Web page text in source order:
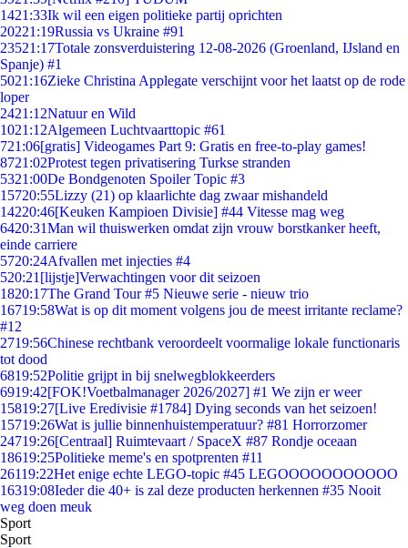
1421:33Ik wil een eigen politieke partij oprichten
20221:19Russia vs Ukraine #91
23521:17Totale zonsverduistering 12-08-2026 (Groenland, IJsland en
Spanje) #1
5021:16Zieke Christina Applegate verschijnt voor het laatst op de rode
loper
2421:12Natuur en Wild
1021:12Algemeen Luchtvaarttopic #61
721:06[gratis] Videogames Part 9: Gratis en free-to-play games!
8721:02Protest tegen privatisering Turkse stranden
5321:00De Bondgenoten Spoiler Topic #3
15720:55Lizzy (21) op klaarlichte dag zwaar mishandeld
14220:46[Keuken Kampioen Divisie] #44 Vitesse mag weg
6420:31Man wil thuiswerken omdat zijn vrouw borstkanker heeft,
einde carriere
5720:24Afvallen met injecties #4
520:21 [lijstje]Verwachtingen voor dit seizoen
1820:17The Grand Tour #5 Nieuwe serie - nieuw trio
16719:58Wat is op dit moment volgens jou de meest irritante reclame?
#12
2719:56Chinese rechtbank veroordeelt voormalige lokale functionaris
tot dood
6819:52Politie grijpt in bij snelwegblokkeerders
6919:42[FOK!Voetbalmanager 2026/2027] #1 We zijn er weer
15819:27[Live Eredivisie #1784] Dying seconds van het seizoen!
15719:26Wat is jullie binnenhuistemperatuur? #81 Horrorzomer
24719:26[Centraal] Ruimtevaart / SpaceX #87 Rondje oceaan
18619:25Politieke meme's en spotprenten #11
26119:22Het enige echte LEGO-topic #45 LEGOOOOOOOOOOO
16319:08Ieder die 40+ is zal deze producten herkennen #35 Nooit
weg doen meuk
Sport
Sport